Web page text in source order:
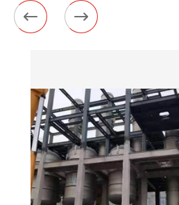
 